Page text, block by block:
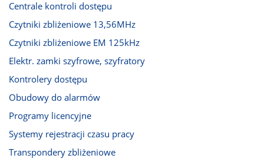
Centrale kontroli dostępu
Czytniki zbliżeniowe 13,56MHz
Czytniki zbliżeniowe EM 125kHz
Elektr. zamki szyfrowe, szyfratory
Kontrolery dostępu
Obudowy do alarmów
Programy licencyjne
Systemy rejestracji czasu pracy
Transpondery zbliżeniowe